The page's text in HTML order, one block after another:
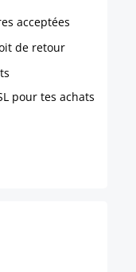
acceptées
de retour
pour tes achats